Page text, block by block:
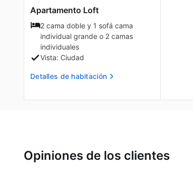
Apartamento Loft
2 cama doble y 1 sofá cama
individual grande o 2 camas
individuales
Vista: Ciudad
Detalles de habitación
Opiniones de los clientes